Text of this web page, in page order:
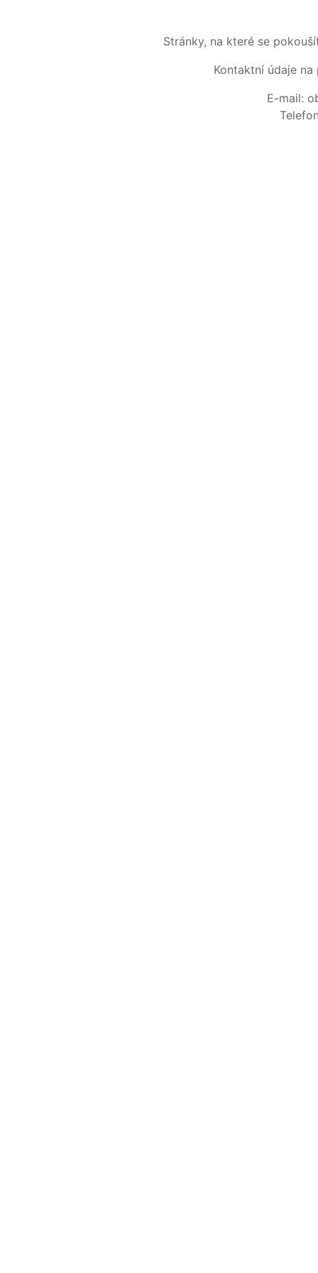
Stránky, na které se
Kontaktní údaje
E-mail: